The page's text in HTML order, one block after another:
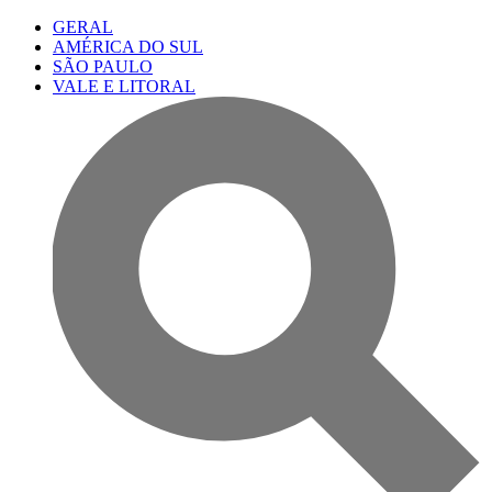
GERAL
AMÉRICA DO SUL
SÃO PAULO
VALE E LITORAL